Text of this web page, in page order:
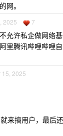
网。
2025 7
允许私企做网络
里腾讯哔哩哔哩
15, 2025
来搞用户，最后